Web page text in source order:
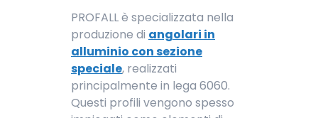
PROFALL è specializzata nella
produzione di angolari in
alluminio con sezione
speciale, realizzati
principalmente in lega 6060.
Questi profili vengono spesso